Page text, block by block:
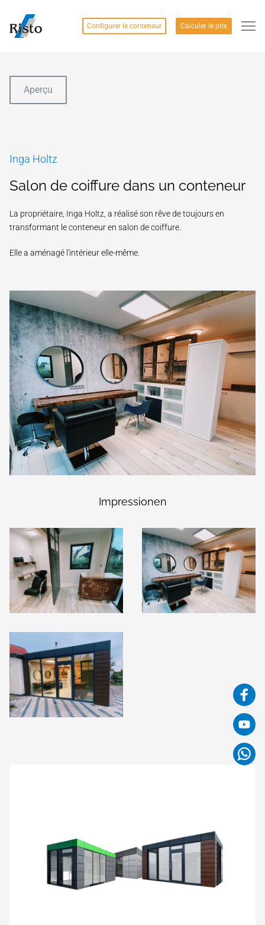
Configurer le conteneur Calculer le prix
Aperçu
Inga Holtz
Salon de coiffure dans un conteneur
La propriétaire, Inga Holtz, a réalisé son rêve de toujours en
transformant le conteneur en salon de coiffure.
Elle a aménagé l'intérieur elle-même.
Impressionen